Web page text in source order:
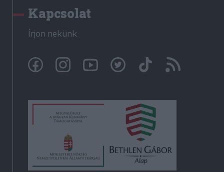
Kapcsolat
Írjon nekünk